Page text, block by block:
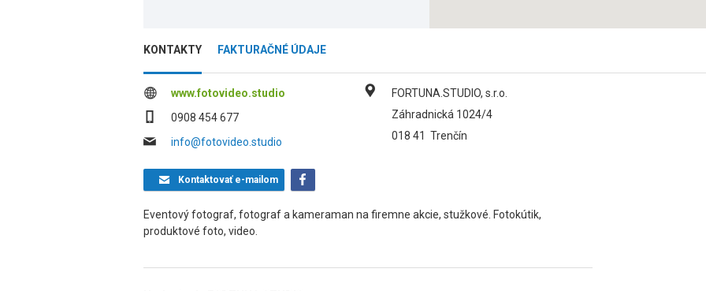
KONTAKTY FAKTURAČNÉ ÚDAJE
www.fotovideo.studio
0908 454 677
info@fotovideo.studio
FORTUNA.STUDIO, s.r.o.
Záhradnická 1024/4
018 41 Trenčín
Kontaktovaťe-mailom
Eventový fotograf, fotograf a kameraman na firemne akcie, stužkové. Fotokútik,
produktové foto, video.